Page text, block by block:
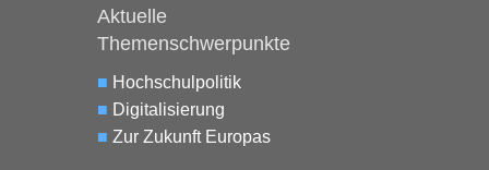
Aktuelle
Themenschwerpunkte
■ Hochschulpolitik
■ Digitalisierung
■ Zur Zukunft Europas